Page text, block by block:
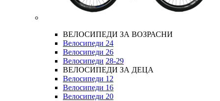
ВЕЛОСИПЕДИ ЗА ВОЗРАСНИ
Велосипеди 24
Велосипеди 26
Велосипеди 28-29
ВЕЛОСИПЕДИ ЗА ДЕЦА
Велосипеди 12
Велосипеди 16
Велосипеди 20